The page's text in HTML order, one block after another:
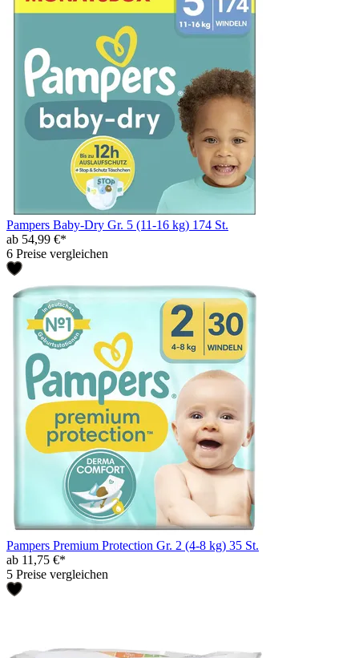
Pampers Baby-Dry Gr. 5 (11-16 kg) 174 St.
ab 54,99 €*
6 Preise vergleichen
Pampers Premium Protection Gr. 2 (4-8 kg) 35 St.
ab 11,75 €*
5 Preise vergleichen